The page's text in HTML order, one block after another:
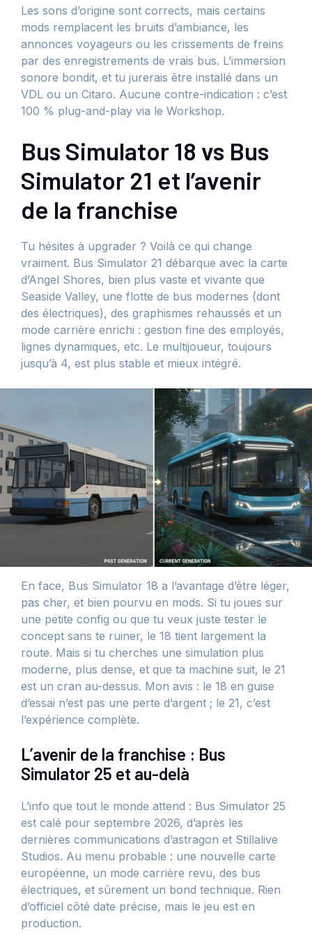
Les sons d’origine sont corrects, mais certains
mods remplacent les bruits d’ambiance, les
annonces voyageurs ou les crissements de freins
par des enregistrements de vrais bus. L’immersion
sonore bondit, et tu jurerais être installé dans un
VDL ou un Citaro. Aucune contre-indication : c’est
100 % plug-and-play via le Workshop.
Bus Simulator 18 vs Bus
Simulator 21 et l’avenir
de la franchise
Tu hésites à upgrader ? Voilà ce qui change
vraiment. Bus Simulator 21 débarque avec la carte
d’Angel Shores, bien plus vaste et vivante que
Seaside Valley, une flotte de bus modernes (dont
des électriques), des graphismes rehaussés et un
mode carrière enrichi : gestion fine des employés,
lignes dynamiques, etc. Le multijoueur, toujours
jusqu’à 4, est plus stable et mieux intégré.
En face, Bus Simulator 18 a l’avantage d’être léger,
pas cher, et bien pourvu en mods. Si tu joues sur
une petite config ou que tu veux juste tester le
concept sans te ruiner, le 18 tient largement la
route. Mais si tu cherches une simulation plus
moderne, plus dense, et que ta machine suit, le 21
est un cran au-dessus. Mon avis : le 18 en guise
d’essai n’est pas une perte d’argent ; le 21, c’est
l’expérience complète.
L’avenir de la franchise : Bus
Simulator 25 et au-delà
L’info que tout le monde attend : Bus Simulator 25
est calé pour septembre 2026, d’après les
dernières communications d’astragon et Stillalive
Studios. Au menu probable : une nouvelle carte
européenne, un mode carrière revu, des bus
électriques, et sûrement un bond technique. Rien
d’officiel côté date précise, mais le jeu est en
production.